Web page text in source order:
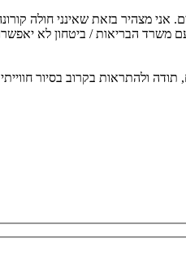
משרד הבריאות על כן כל משתתף מחויב להגיע עם מסכה אישית, לשמור מרחק כנדרש, בקבוצה יהיו לכל
משרד הבריאות / ביטחון לא
ולהתראות בקרוב בסיור חווייתי